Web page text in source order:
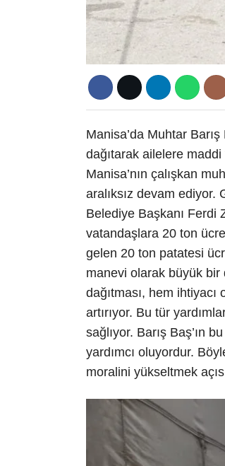
Manisa’da Muhtar
dağıtarak ailelere
Manisa’nın çalışkan
aralıksız devam
Belediye Başkanı Ferdi
vatandaşlara 20 ton
gelen 20 ton patatesi
manevi olarak büyük bir
dağıtması, hem
artırıyor. Bu tür
sağlıyor. Barış Baş’ın
yardımcı oluyordur.
moralini yükseltmek